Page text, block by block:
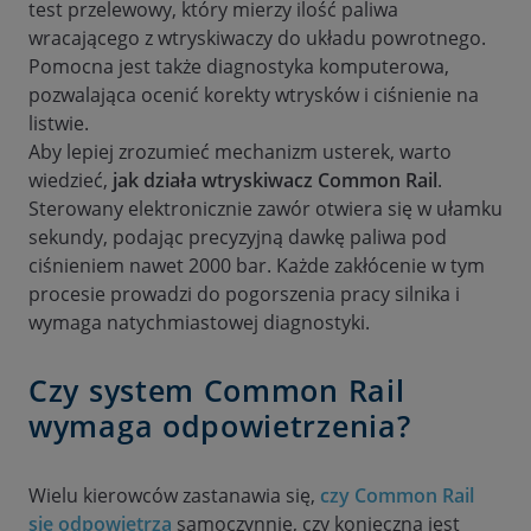
test przelewowy, który mierzy ilość paliwa
wracającego z wtryskiwaczy do układu powrotnego.
Pomocna jest także diagnostyka komputerowa,
pozwalająca ocenić korekty wtrysków i ciśnienie na
listwie.
Aby lepiej zrozumieć mechanizm usterek, warto
wiedzieć, jak działa wtryskiwacz Common Rail.
Sterowany elektronicznie zawór otwiera się w ułamku
sekundy, podając precyzyjną dawkę paliwa pod
ciśnieniem nawet 2000 bar. Każde zakłócenie w tym
procesie prowadzi do pogorszenia pracy silnika i
wymaga natychmiastowej diagnostyki.
Czy system Common Rail
wymaga odpowietrzenia?
Wielu kierowców zastanawia się, czy Common Rail
się odpowietrza samoczynnie, czy konieczna jest